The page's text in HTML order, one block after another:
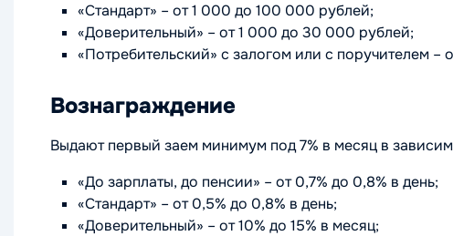
«Стандарт» – от 1 000 до 100 000 рублей;
«Доверительный» – от 1 000 до 30 000 рублей;
«Потребительский» с залогом или с поручителем
Вознаграждение
Выдают первый заем минимум под 7% в месяц в
«До зарплаты, до пенсии» – от 0,7% до 0,8% в день;
«Стандарт» – от 0,5% до 0,8% в день;
«Доверительный» – от 10% до 15% в месяц;